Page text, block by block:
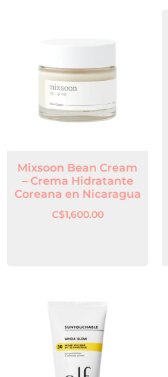
Mixsoon Bean Cream
– Crema Hidratante
Coreana en Nicaragua
C$1,600.00